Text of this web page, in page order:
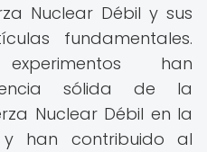
Nuclear Débil y sus
fundamentales.
han
sólida de la
Nuclear Débil en la
han contribuido al